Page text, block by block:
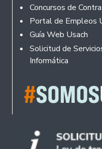
Concursos de
Portal de Empleos
Guía Web Usach
Solicitud de
Informática